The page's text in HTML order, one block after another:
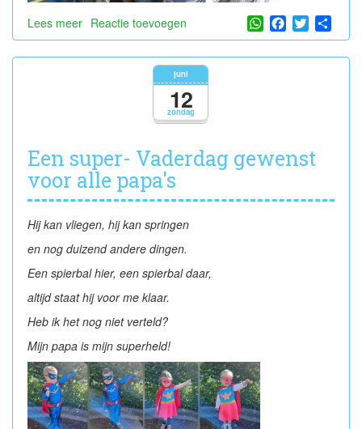
Lees meer over
Boudewijnpark
🐬
Reactie toevoegen WhatsApp
Facebook
Twitter
zondag
juni
12
Een super- Vaderdag gewenst
voor alle papa's
Hij kan vliegen, hij kan springen
en nog duizend andere dingen.
Een spierbal hier, een spierbal daar,
altijd staat hij voor me klaar.
Heb ik het nog niet verteld?
Mijn papa is mijn superheld!